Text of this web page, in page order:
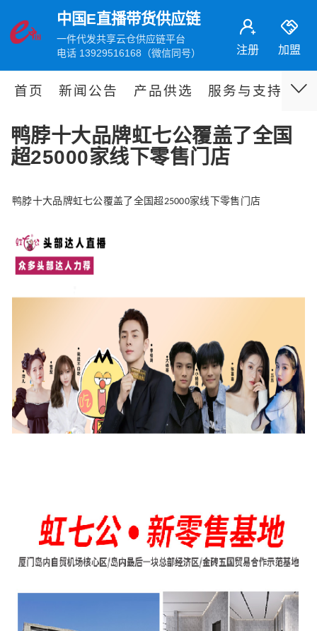
中国E直播带货供应链
一件代发共享云仓供应链平台
电话 13929516168（微信同号）
注册 加盟
首页 新闻公告 产品供选 服务与支持 伙
鸭脖十大品牌虹七公覆盖了全国
超25000家线下零售门店
鸭脖十大品牌虹七公覆盖了全国超25000家线下零售门店